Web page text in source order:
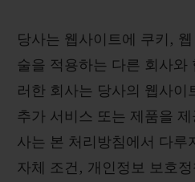
당사는 웹사이트에 쿠키,
술을 적용하는 다른 회사와
러한 회사는 당사의 웹사이
추가 서비스 또는 제품을
사는 본 처리방침에서 다루
자체 조건, 개인정보 보호